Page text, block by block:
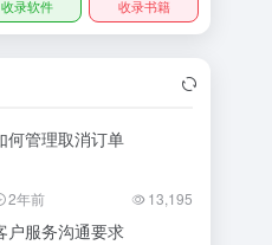
收录软件 收录书籍
何管理取消订单
2年前 13,195
户服务沟通要求